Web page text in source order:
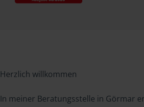
Herzlich willkommen
In meiner Beratungsstelle in Görmar